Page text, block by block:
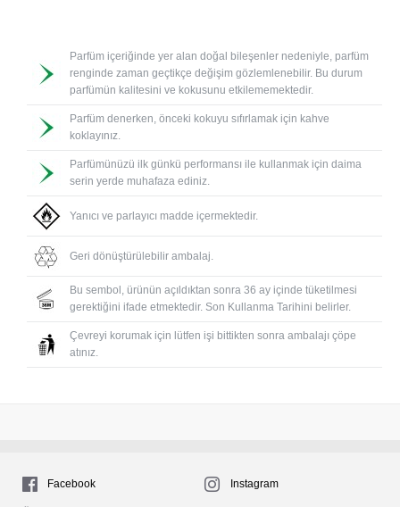
Parfüm içeriğinde yer alan doğal bileşenler nedeniyle, parfüm
renginde zaman geçtikçe değişim gözlemlenebilir. Bu durum
parfümün kalitesini ve kokusunu etkilememektedir.
Parfüm denerken, önceki kokuyu sıfırlamak için kahve
koklayınız.
Parfümünüzü ilk günkü performansı ile kullanmak için daima
serin yerde muhafaza ediniz.
Yanıcı ve parlayıcı madde içermektedir.
Geri dönüştürülebilir ambalaj.
Bu sembol, ürünün açıldıktan sonra 36 ay içinde tüketilmesi
gerektiğini ifade etmektedir. Son Kullanma Tarihini belirler.
Çevreyi korumak için lütfen işi bittikten sonra ambalajı çöpe
atınız.
Facebook Instagram